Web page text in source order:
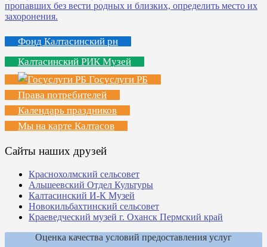
Фонд Калтасинский рн
Калтасинский РИК Музей
Госуслуги РБ
Права потребителей
Календарь праздников
Мы на карте Калтасов
Сайты наших друзей
Краснохолмский сельсовет
Альшеевский Отдел Культуры
Калтасинский И-К Музей
Новокильбахтинский сельсовет
Краеведческий музей г. Оханск Пермский край
Оценка качества условий предоставления услуг